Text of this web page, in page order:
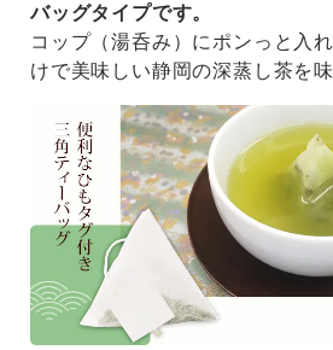
バッグタイプです。
コップ（湯呑み）にポンっと入
けで美味しい静岡の深蒸し茶を味